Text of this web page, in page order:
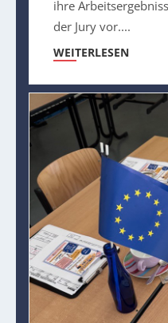
ihre
der Jury vor....
WEITERLESEN